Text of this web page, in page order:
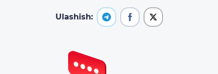
Ulashish: